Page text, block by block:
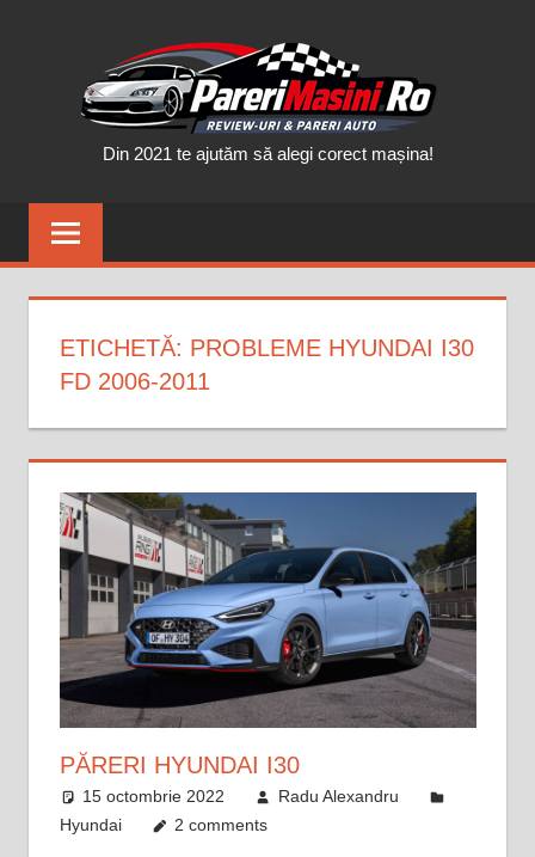
Din 2021 te ajutăm să alegi corect mașina!
ETICHETĂ: PROBLEME HYUNDAI I30
FD 2006-2011
PĂRERI HYUNDAI I30
15 octombrie 2022
Radu Alexandru
Hyundai
2 comments